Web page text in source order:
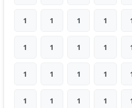
1 1 1 1
1 1 1 1
1 1 1 1
1 1 1 1